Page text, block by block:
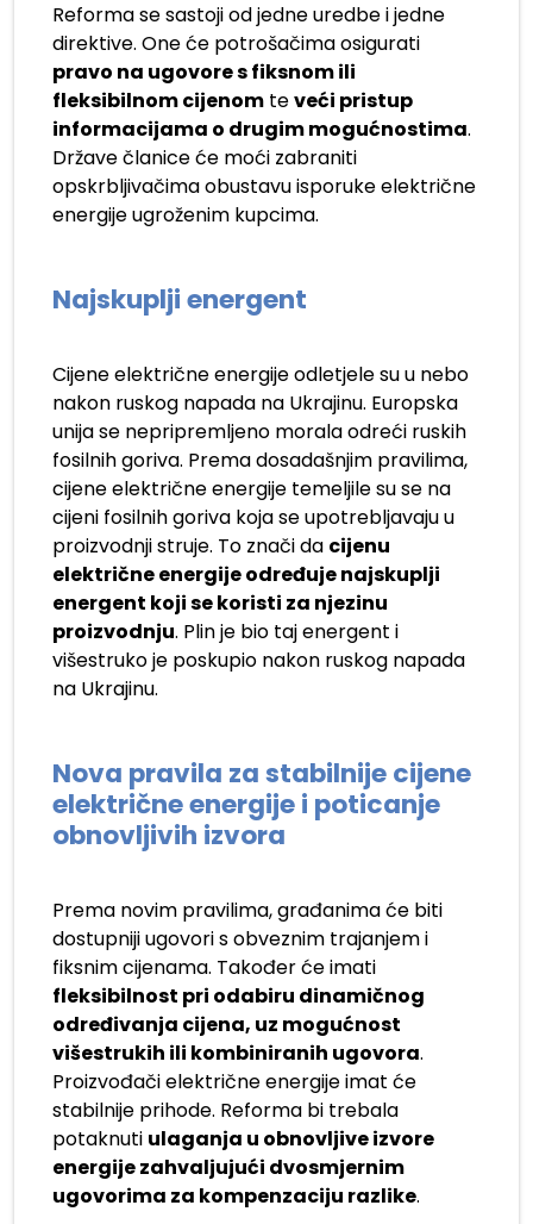
Reforma se sastoji od jedne uredbe i jedne
direktive. One će potrošačima osigurati
pravo na ugovore s fiksnom ili
fleksibilnom cijenom teveći pristup
informacijama o drugim mogućnostima.
Države članice će moći zabraniti
opskrbljivačima obustavu isporuke električne
energije ugroženim kupcima.
Najskuplji energent
Cijene električne energije odletjele su u nebo
nakon ruskog napada na Ukrajinu. Europska
unija se nepripremljeno morala odreći ruskih
fosilnih goriva. Prema dosadašnjim pravilima,
cijene električne energije temeljile su se na
cijeni fosilnih goriva koja se upotrebljavaju u
proizvodnji struje. To znači da cijenu
električne energije određuje najskuplji
energent koji se koristi za njezinu
proizvodnju. Plin je bio taj energent i
višestruko je poskupio nakon ruskog napada
na Ukrajinu.
Nova pravila za stabilnije cijene
električne energije i poticanje
obnovljivih izvora
Prema novim pravilima, građanima će biti
dostupniji ugovori s obveznim trajanjem i
fiksnim cijenama. Također će imati
fleksibilnost pri odabiru dinamičnog
određivanja cijena, uz mogućnost
višestrukih ili kombiniranih ugovora.
Proizvođači električne energije imat će
stabilnije prihode. Reforma bi trebala
potaknuti ulaganja u obnovljive izvore
energije zahvaljujući dvosmjernim
ugovorima za kompenzaciju razlike.